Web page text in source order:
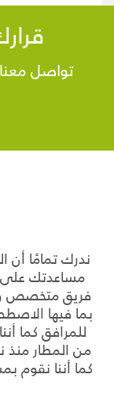
تواصل
ندرك تمامًا أن
مساعدتك على
فريق متخصص
بما فيها
للمرافق كما
من المطار منذ
كما أننا نقوم